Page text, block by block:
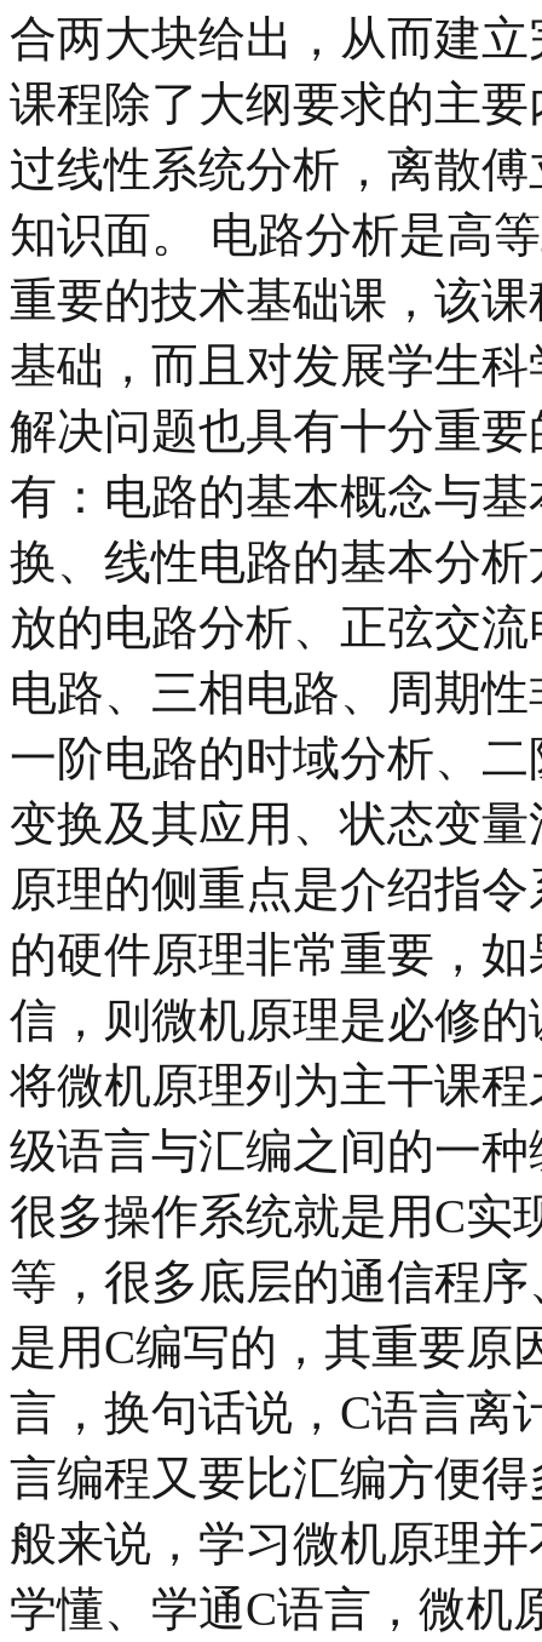
合两大块给出，从而建
课程除了大纲要求的主
过线性系统分析，离散
知识面。 电路分析是高
重要的技术基础课，该
基础，而且对发展学生
解决问题也具有十分重
有：电路的基本概念与
换、线性电路的基本分
放的电路分析、正弦交
电路、三相电路、周期
一阶电路的时域分析、
变换及其应用、状态变
原理的侧重点是介绍指
的硬件原理非常重要，
信，则微机原理是必修
将微机原理列为主干课
级语言与汇编之间的一
很多操作系统就是用C实
等，很多底层的通信程
是用C编写的，其重要原
言，换句话说，C语言离
言编程又要比汇编方便
般来说，学习微机原理
学懂、学通C语言，微机